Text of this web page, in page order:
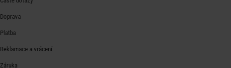
Doprava
Platba
Reklamace a vrácení
Záruka